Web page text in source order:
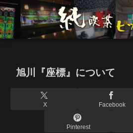
旭川『座標』について
X Facebook
Pinterest